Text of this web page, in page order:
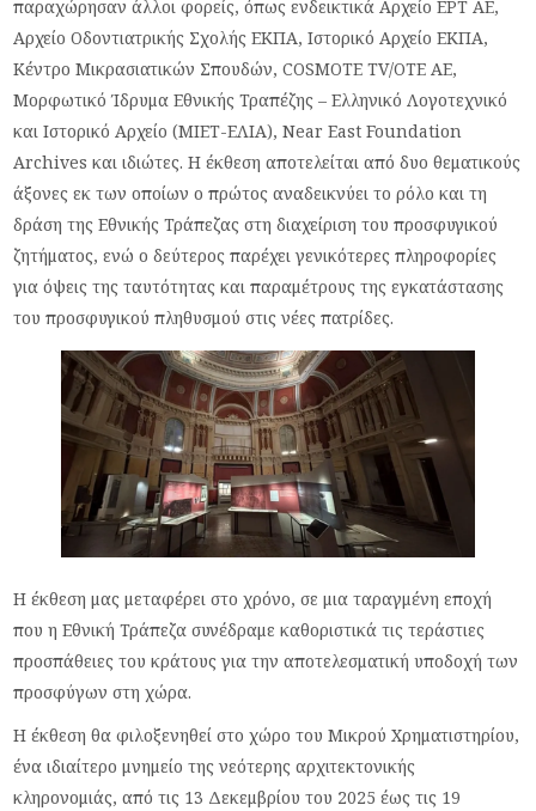
παραχώρησαν άλλοι φορείς, όπως ενδεικτικά Αρχείο ΕΡΤ ΑΕ,
Αρχείο Οδοντιατρικής Σχολής ΕΚΠΑ, Ιστορικό Αρχείο ΕΚΠΑ,
Κέντρο Μικρασιατικών Σπουδών, COSMOTE TV/ΟΤΕ ΑΕ,
Μορφωτικό Ίδρυμα Εθνικής Τραπέζης – Ελληνικό Λογοτεχνικό
και Ιστορικό Αρχείο (ΜΙΕΤ-ΕΛΙΑ), Near East Foundation
Archives και ιδιώτες. Η έκθεση αποτελείται από δυο θεματικούς
άξονες εκ των οποίων ο πρώτος αναδεικνύει το ρόλο και τη
δράση της Εθνικής Τράπεζας στη διαχείριση του προσφυγικού
ζητήματος, ενώ ο δεύτερος παρέχει γενικότερες πληροφορίες
για όψεις της ταυτότητας και παραμέτρους της εγκατάστασης
του προσφυγικού πληθυσμού στις νέες πατρίδες.
Η έκθεση μας μεταφέρει στο χρόνο, σε μια ταραγμένη εποχή
που η Εθνική Τράπεζα συνέδραμε καθοριστικά τις τεράστιες
προσπάθειες του κράτους για την αποτελεσματική υποδοχή των
προσφύγων στη χώρα.
Η έκθεση θα φιλοξενηθεί στο χώρο του Μικρού Χρηματιστηρίου,
ένα ιδιαίτερο μνημείο της νεότερης αρχιτεκτονικής
κληρονομιάς, από τις 13 Δεκεμβρίου του 2025 έως τις 19